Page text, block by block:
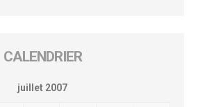
CALENDRIER
juillet 2007